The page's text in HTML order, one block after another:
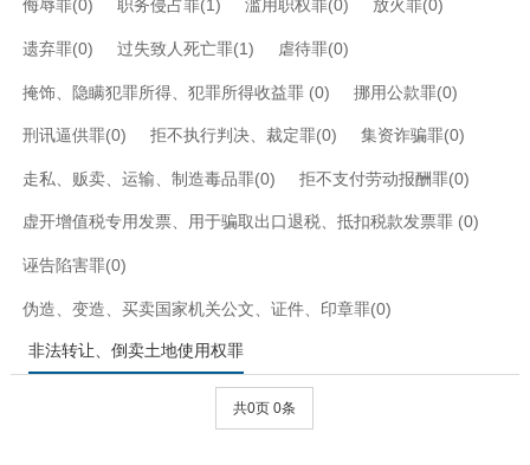
侮辱罪(0) 职务侵占罪(1) 滥用职权罪(0) 放火罪(0)
遗弃罪(0) 过失致人死亡罪(1) 虐待罪(0)
掩饰、隐瞒犯罪所得、犯罪所得收益罪 (0) 挪用公款罪(0)
刑讯逼供罪(0) 拒不执行判决、裁定罪(0) 集资诈骗罪(0)
走私、贩卖、运输、制造毒品罪(0) 拒不支付劳动报酬罪(0)
虚开增值税专用发票、用于骗取出口退税、抵扣税款发票罪 (0)
诬告陷害罪(0)
伪造、变造、买卖国家机关公文、证件、印章罪(0)
非法转让、倒卖土地使用权罪
共0页 0条